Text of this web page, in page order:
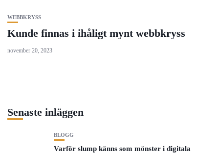
WEBBKRYSS
Kunde finnas i ihåligt mynt webbkryss
november 20, 2023
Senaste inläggen
BLOGG
Varför slump känns som mönster i digitala